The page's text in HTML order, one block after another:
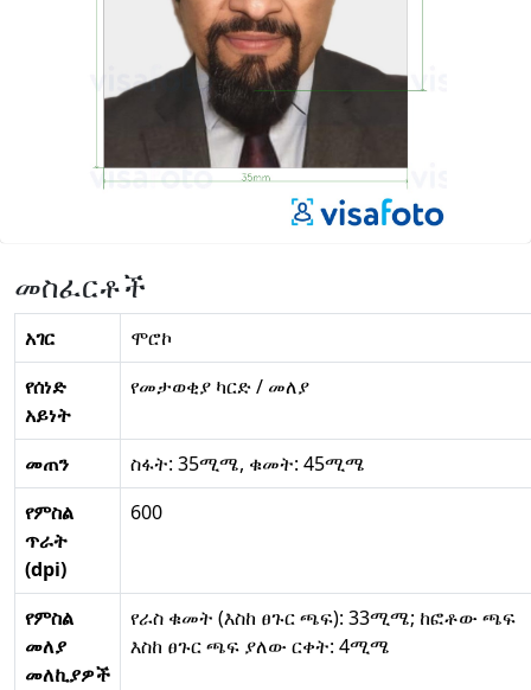
መስፈርቶች
አገር
ሞሮኮ
የሰነድ
አይነት
የመታወቂያ ካርድ / መለያ
መጠን
ስፋት: 35ሚሜ, ቁመት: 45ሚሜ
የምስል
ጥራት
(dpi)
600
የምስል
መለያ
መለኪያዎች
የራስ ቁመት (እስከ ፀጉር ጫፍ): 33ሚሜ; ከፎቶው ጫፍ
እስከ ፀጉር ጫፍ ያለው ርቀት: 4ሚሜ